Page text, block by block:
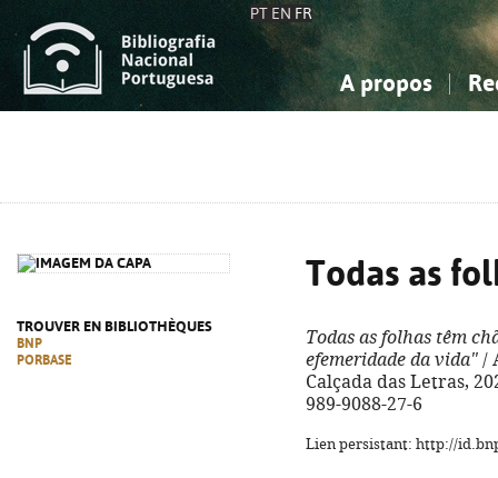
PT EN FR
A propos
TROUVER EN BIBLIOTHÈQUES
BNP
PORBASE
Todas as
Todas as folhas têm
efemeridade da vida" /
Calçada das Letras,
989-9088-27-6
Lien persistant: http://